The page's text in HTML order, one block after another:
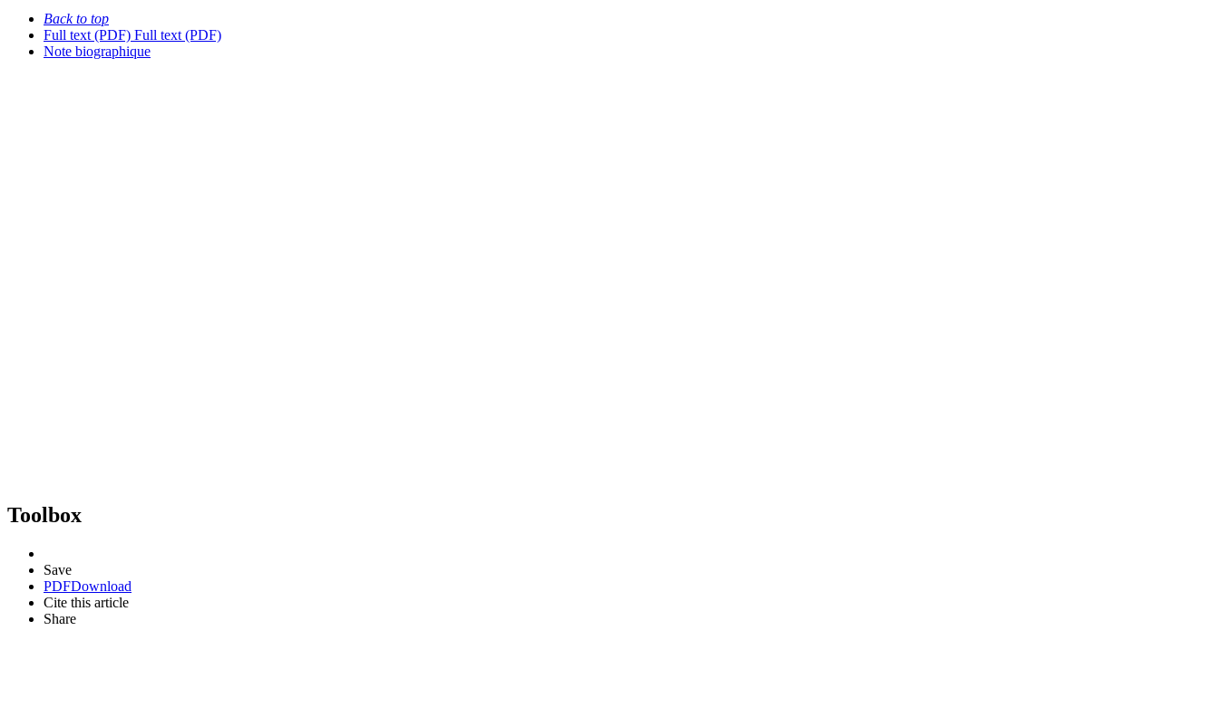
Back to top
Full text (PDF) Full text (PDF)
Note biographique
Toolbox
Save
PDFDownload
Cite this article
Share